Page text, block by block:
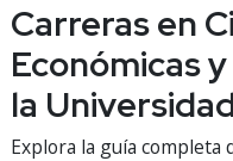
Carreras en
Económicas
la
Explora la guía completa